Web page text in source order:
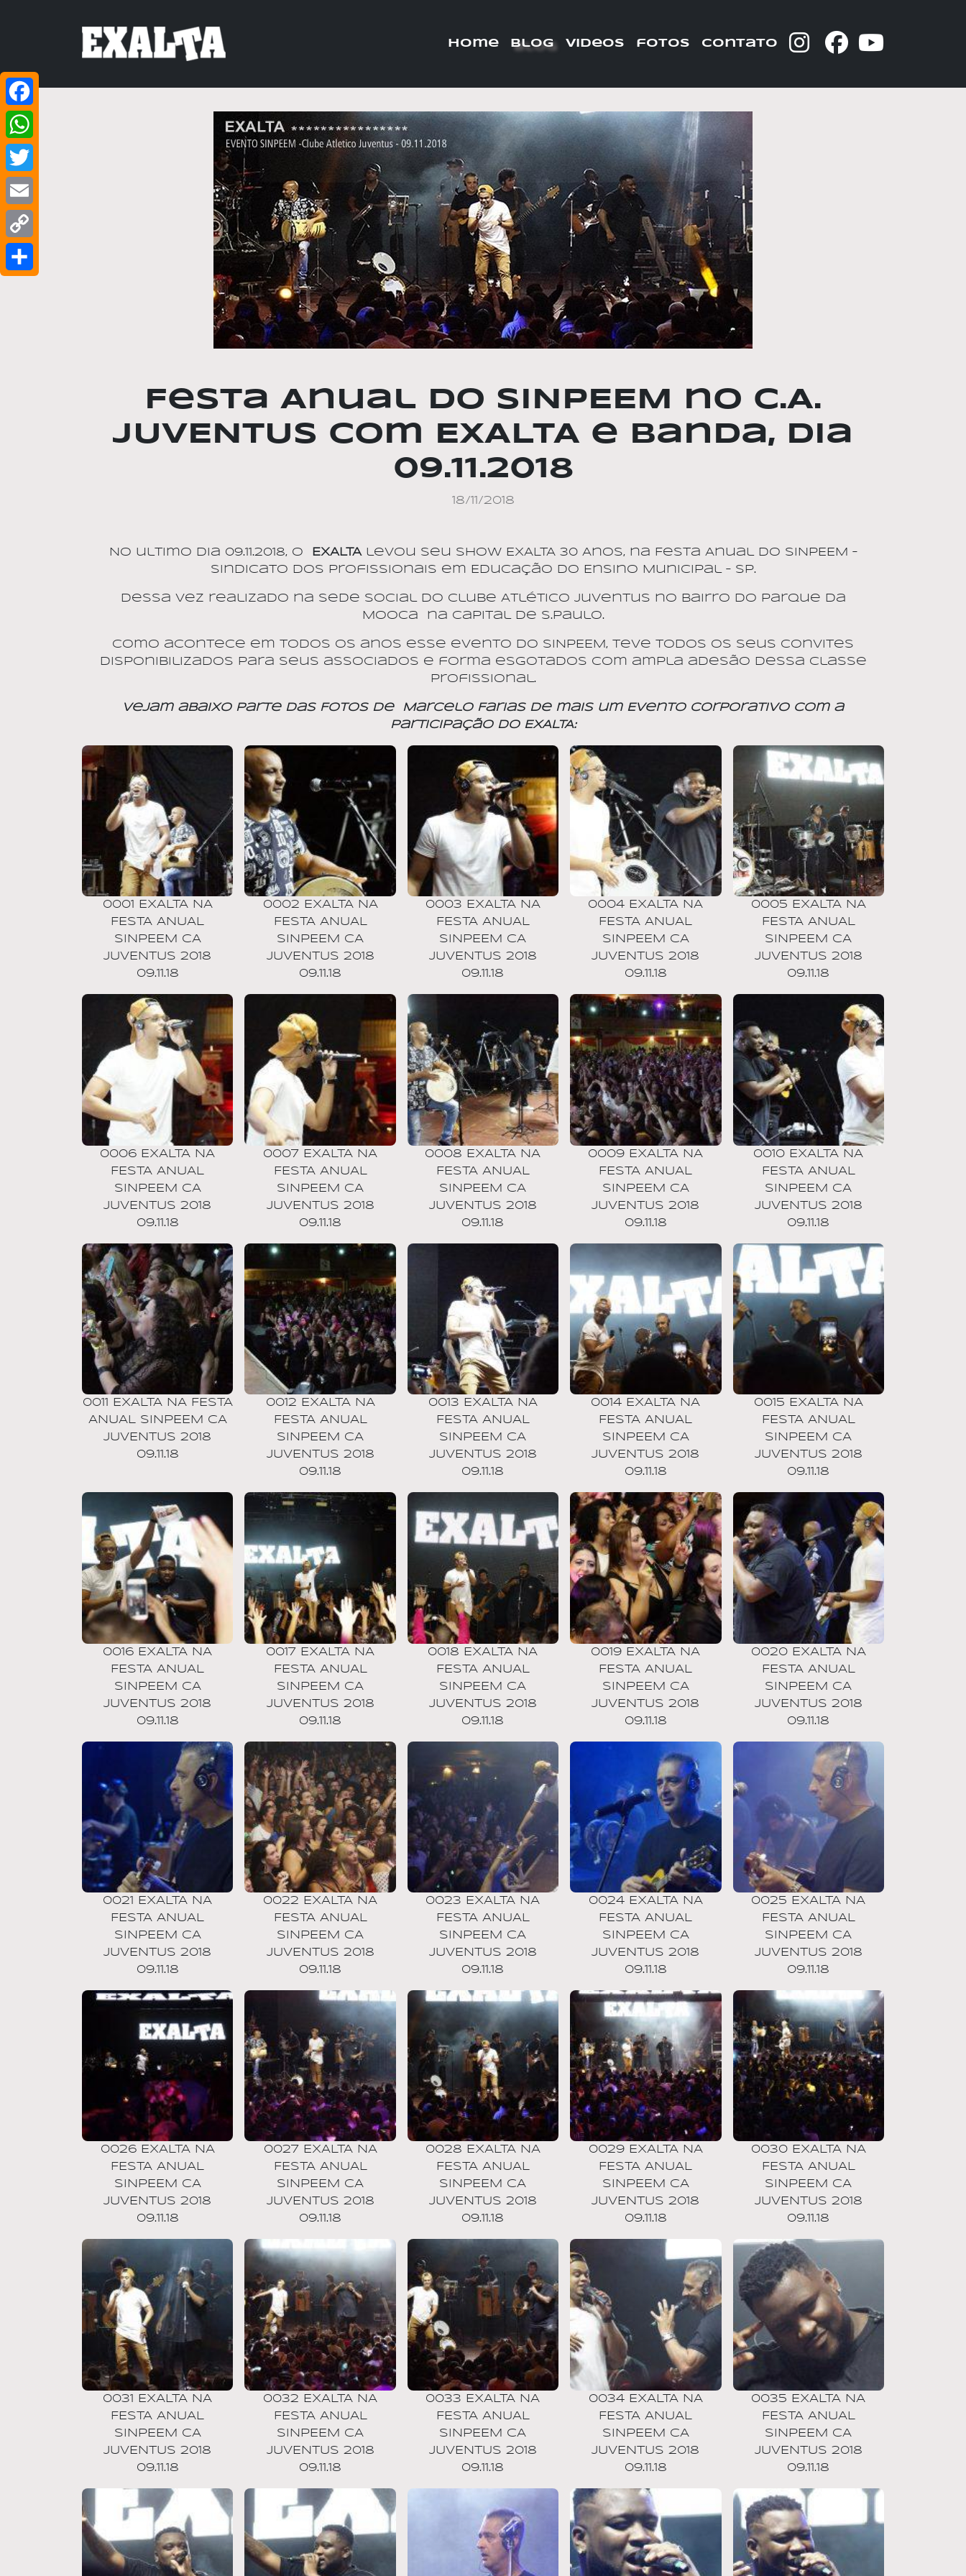
home blog videos fotos contato
Festa Anual do SINPEEM no C.A.
JUVENTUS com EXALTA e Banda, dia
09.11.2018
18/11/2018
No ultimo dia 09.11.2018, o EXALTAlevou seu show EXALTA 30 Anos, na Festa Anual do SINPEEM –
Sindicato dos Profissionais em Educação do Ensino Municipal – SP.
Dessa vez realizado na sede social do Clube Atlético Juventus no bairro do Parque da
Mooca
na Capital de S.Paulo.
Como acontece em todos os anos esse evento do SINPEEM, teve todos os seus convites
disponibilizados para seus associados e forma esgotados com ampla adesão dessa classe
profissional.
Vejam abaixo parte das Fotos de
Marcelo Farias de mais um Evento Corporativo com a
participação do EXALTA:
0001 EXALTA NA
FESTA ANUAL
SINPEEM CA
JUVENTUS 2018
09.11.18
0002 EXALTA NA
FESTA ANUAL
SINPEEM CA
JUVENTUS 2018
09.11.18
0003 EXALTA NA
FESTA ANUAL
SINPEEM CA
JUVENTUS 2018
09.11.18
0004 EXALTA NA
FESTA ANUAL
SINPEEM CA
JUVENTUS 2018
09.11.18
0005 EXALTA NA
FESTA ANUAL
SINPEEM CA
JUVENTUS 2018
09.11.18
0006 EXALTA NA
FESTA ANUAL
SINPEEM CA
JUVENTUS 2018
09.11.18
0007 EXALTA NA
FESTA ANUAL
SINPEEM CA
JUVENTUS 2018
09.11.18
0008 EXALTA NA
FESTA ANUAL
SINPEEM CA
JUVENTUS 2018
09.11.18
0009 EXALTA NA
FESTA ANUAL
SINPEEM CA
JUVENTUS 2018
09.11.18
0010 EXALTA NA
FESTA ANUAL
SINPEEM CA
JUVENTUS 2018
09.11.18
0011 EXALTA NA FESTA
ANUAL SINPEEM CA
JUVENTUS 2018
09.11.18
0012 EXALTA NA
FESTA ANUAL
SINPEEM CA
JUVENTUS 2018
09.11.18
0013 EXALTA NA
FESTA ANUAL
SINPEEM CA
JUVENTUS 2018
09.11.18
0014 EXALTA NA
FESTA ANUAL
SINPEEM CA
JUVENTUS 2018
09.11.18
0015 EXALTA NA
FESTA ANUAL
SINPEEM CA
JUVENTUS 2018
09.11.18
0016 EXALTA NA
FESTA ANUAL
SINPEEM CA
JUVENTUS 2018
09.11.18
0017 EXALTA NA
FESTA ANUAL
SINPEEM CA
JUVENTUS 2018
09.11.18
0018 EXALTA NA
FESTA ANUAL
SINPEEM CA
JUVENTUS 2018
09.11.18
0019 EXALTA NA
FESTA ANUAL
SINPEEM CA
JUVENTUS 2018
09.11.18
0020 EXALTA NA
FESTA ANUAL
SINPEEM CA
JUVENTUS 2018
09.11.18
0021 EXALTA NA
FESTA ANUAL
SINPEEM CA
JUVENTUS 2018
09.11.18
0022 EXALTA NA
FESTA ANUAL
SINPEEM CA
JUVENTUS 2018
09.11.18
0023 EXALTA NA
FESTA ANUAL
SINPEEM CA
JUVENTUS 2018
09.11.18
0024 EXALTA NA
FESTA ANUAL
SINPEEM CA
JUVENTUS 2018
09.11.18
0025 EXALTA NA
FESTA ANUAL
SINPEEM CA
JUVENTUS 2018
09.11.18
0026 EXALTA NA
FESTA ANUAL
SINPEEM CA
JUVENTUS 2018
09.11.18
0027 EXALTA NA
FESTA ANUAL
SINPEEM CA
JUVENTUS 2018
09.11.18
0028 EXALTA NA
FESTA ANUAL
SINPEEM CA
JUVENTUS 2018
09.11.18
0029 EXALTA NA
FESTA ANUAL
SINPEEM CA
JUVENTUS 2018
09.11.18
0030 EXALTA NA
FESTA ANUAL
SINPEEM CA
JUVENTUS 2018
09.11.18
0031 EXALTA NA
FESTA ANUAL
SINPEEM CA
JUVENTUS 2018
09.11.18
0032 EXALTA NA
FESTA ANUAL
SINPEEM CA
JUVENTUS 2018
09.11.18
0033 EXALTA NA
FESTA ANUAL
SINPEEM CA
JUVENTUS 2018
09.11.18
0034 EXALTA NA
FESTA ANUAL
SINPEEM CA
JUVENTUS 2018
09.11.18
0035 EXALTA NA
FESTA ANUAL
SINPEEM CA
JUVENTUS 2018
09.11.18
Facebook
WhatsApp
Twitter
Email
Copy
Link